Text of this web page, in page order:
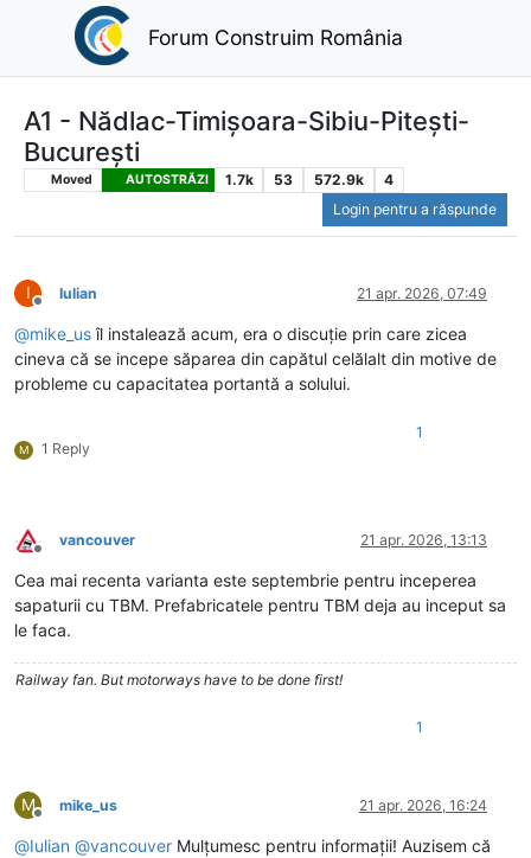
Forum Construim România
A1 - Nădlac-Timișoara-Sibiu-Pitești-
București
Moved AUTOSTRĂZI 1.7k 53 572.9k
4
Login pentru a răspunde
I
Deconectat
Iulian 21 apr. 2026, 07:49
@mike_usîl instalează acum, era o discuție prin care zicea
cineva că se incepe săparea din capătul celălalt din motive de
probleme cu capacitatea portantă a solului.
M 1 Reply
1
Deconectat
vancouver 21 apr. 2026, 13:13
Cea mai recenta varianta este septembrie pentru inceperea
sapaturii cu TBM. Prefabricatele pentru TBM deja au inceput sa
le faca.
Railway fan. But motorways have to be done first!
1
M
Deconectat
mike_us 21 apr. 2026, 16:24
@Iulian @vancouver Mulțumesc pentru informații! Auzisem că